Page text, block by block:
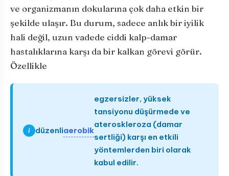
ve organizmanın dokularına çok daha etkin bir
şekilde ulaşır. Bu durum, sadece anlık bir iyilik
hali değil, uzun vadede ciddi kalp-damar
hastalıklarına karşı da bir kalkan görevi görür.
Özellikle
i düzenliaerobik
egzersizler, yüksek
tansiyonu düşürmede ve
ateroskleroza (damar
sertliği) karşı en etkili
yöntemlerden biri olarak
kabul edilir.